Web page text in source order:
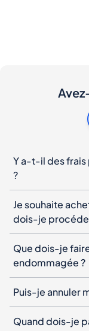
Y a-t-il des frais
?
Je souhaite
dois-je
Que dois-je
endommagée ?
Puis-je annuler
Quand dois-je